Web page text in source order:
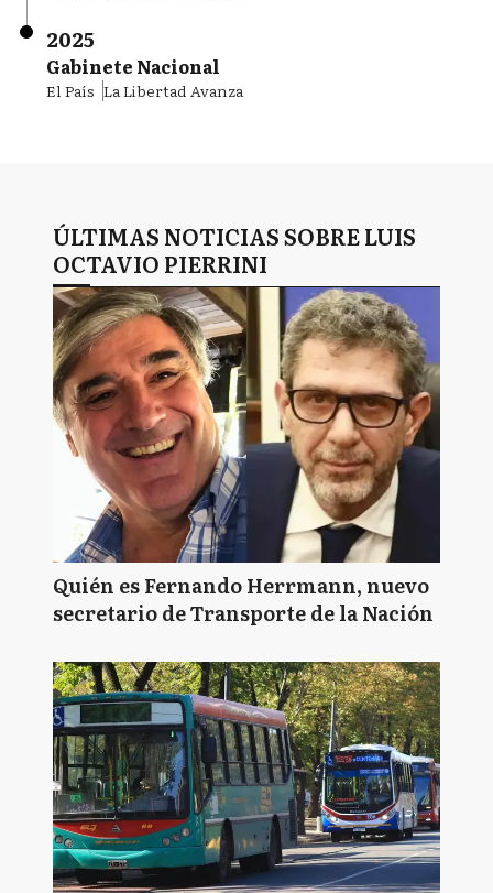
2025
Gabinete Nacional
El País La Libertad Avanza
ÚLTIMAS NOTICIAS SOBRE LUIS
OCTAVIO PIERRINI
Quién es Fernando Herrmann, nuevo
secretario de Transporte de la Nación